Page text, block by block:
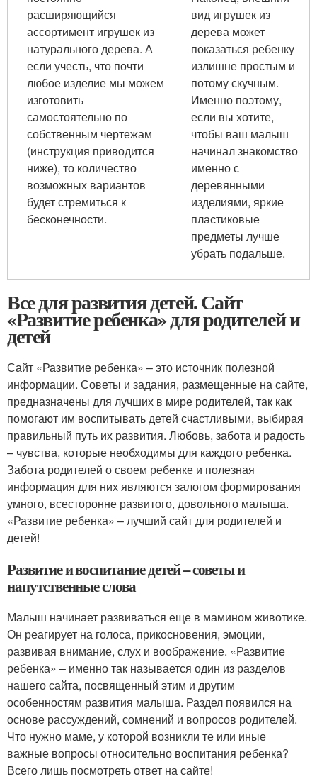
расширяющийся
ассортимент игрушек из
натурального дерева. А
если учесть, что почти
любое изделие мы можем
изготовить
самостоятельно по
собственным чертежам
(инструкция приводится
ниже), то количество
возможных вариантов
будет стремиться к
бесконечности.
вид игрушек из
дерева может
показаться ребенку
излишне простым и
потому скучным.
Именно поэтому,
если вы хотите,
чтобы ваш малыш
начинал знакомство
именно с
деревянными
изделиями, яркие
пластиковые
предметы лучше
убрать подальше.
Все для развития детей. Сайт
«Развитие ребенка» для родителей и
детей
Сайт «Развитие ребенка» – это источник полезной
информации. Советы и задания, размещенные на сайте,
предназначены для лучших в мире родителей, так как
помогают им воспитывать детей счастливыми, выбирая
правильный путь их развития. Любовь, забота и радость
– чувства, которые необходимы для каждого ребенка.
Забота родителей о своем ребенке и полезная
информация для них являются залогом формирования
умного, всесторонне развитого, довольного малыша.
«Развитие ребенка» – лучший сайт для родителей и
детей!
Развитие и воспитание детей – советы и
напутственные слова
Малыш начинает развиваться еще в мамином животике.
Он реагирует на голоса, прикосновения, эмоции,
развивая внимание, слух и воображение. «Развитие
ребенка» – именно так называется один из разделов
нашего сайта, посвященный этим и другим
особенностям развития малыша. Раздел появился на
основе рассуждений, сомнений и вопросов родителей.
Что нужно маме, у которой возникли те или иные
важные вопросы относительно воспитания ребенка?
Всего лишь посмотреть ответ на сайте!